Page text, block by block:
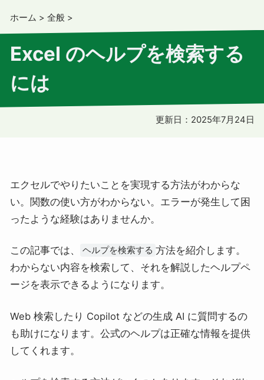
ホーム > 全般 >
Excel のヘルプを検索する
には
更新日： 2025年7月24日
エクセルでやりたいことを実現する方法がわからな
い。関数の使い方がわからない。エラーが発生して困
ったような経験はありませんか。
この記事では、 ヘルプを検索する 方法を紹介します。
わからない内容を検索して、それを解説したヘルプペ
ージを表示できるようになります。
Web 検索したり Copilot などの生成 AI に質問するの
も助けになります。公式のヘルプは正確な情報を提供
してくれます。